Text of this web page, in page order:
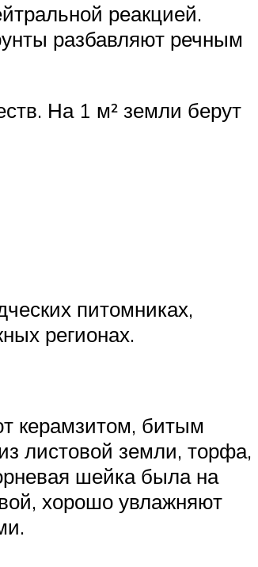
реакцией.
разбавляют речным
На 1 м² земли берут
питомниках,
регионах.
керамзитом, битым
листовой земли, торфа,
шейка была на
хорошо увлажняют